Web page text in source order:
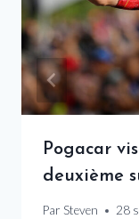
Pogacar
deuxième
Par Steven 28